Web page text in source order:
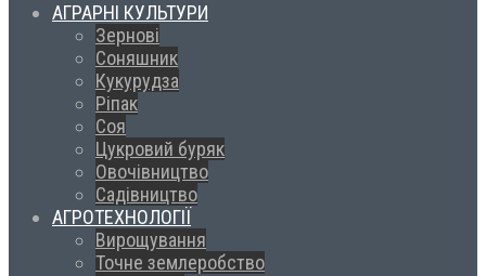
АГРАРНІ КУЛЬТУРИ
Зернові
Соняшник
Кукурудза
Ріпак
Соя
Цукровий буряк
Овочівництво
Садівництво
АГРОТЕХНОЛОГІЇ
Вирощування
Точне землеробство